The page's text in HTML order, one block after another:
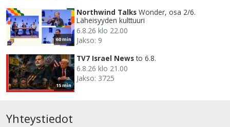
60 min
Northwind Talks Wonder, osa 2/6.
Läheisyyden kulttuuri
6.8.26 klo 22.00
Jakso: 9
15 min
TV7 Israel News to 6.8.
6.8.26 klo 21.00
Jakso: 3725
Yhteystiedot